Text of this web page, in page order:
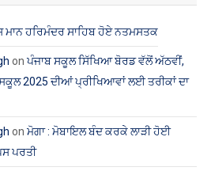
‘ਚ ਗੇਟ ਰੈਲੀ
onਡੀ.ਟੀ.ਐੱਫ. ਵੱਲੋਂ ਲੈਕਚਰਾਰਾਂ ਦੀਆਂ ਡਾਈਟਾਂ